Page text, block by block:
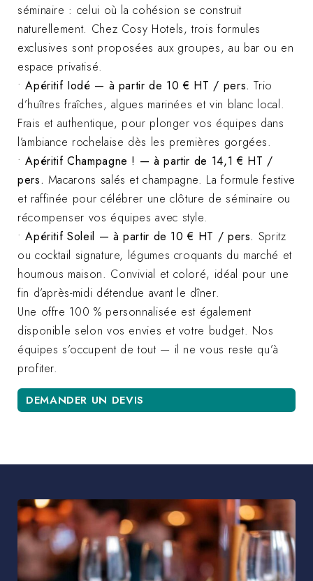
séminaire : celui où la cohésion se construit
naturellement. Chez Cosy Hotels, trois formules
exclusives sont proposées aux groupes, au bar ou en
espace privatisé.
•Apéritif Iodé — à partir de 10 € HT / pers. Trio
d’huîtres fraîches, algues marinées et vin blanc local.
Frais et authentique, pour plonger vos équipes dans
l’ambiance rochelaise dès les premières gorgées.
•Apéritif Champagne ! — à partir de 14,1 € HT /
pers. Macarons salés et champagne. La formule festive
et raffinée pour célébrer une clôture de séminaire ou
récompenser vos équipes avec style.
•Apéritif Soleil — à partir de 10 € HT / pers. Spritz
ou cocktail signature, légumes croquants du marché et
houmous maison. Convivial et coloré, idéal pour une
fin d’après-midi détendue avant le dîner.
Une offre 100 % personnalisée est également
disponible selon vos envies et votre budget. Nos
équipes s’occupent de tout — il ne vous reste qu’à
profiter.
DEMANDER UN DEVIS